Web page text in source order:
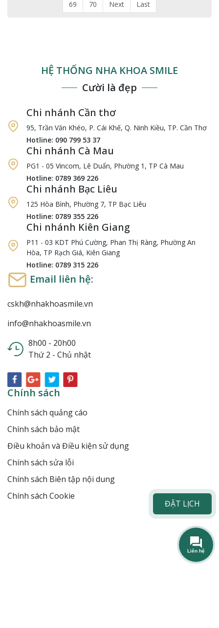
69
70 Next Last
HỆ THỐNG NHA KHOA SMILE
Cười là đẹp
Chi nhánh Cần thơ
95, Trần Văn Khéo, P. Cái Khế, Q. Ninh Kiều, TP. Cần Thơ
Hotline: 090 799 53 37
Chi nhánh Cà Mau
PG1 - 05 Vincom, Lê Duẩn, Phường 1, TP Cà Mau
Hotline: 0789 369 226
Chi nhánh Bạc Liêu
125 Hòa Bình, Phường 7, TP Bạc Liêu
Hotline: 0789 355 226
Chi nhánh Kiên Giang
P11 - 03 KDT Phú Cường, Phan Thị Ràng, Phường An
Hòa, TP Rạch Giá, Kiên Giang
Hotline: 0789 315 226
Email liên hệ:
cskh@nhakhoasmile.vn
info@nhakhoasmile.vn
8h00 - 20h00
Thứ 2 - Chủ nhật
Chính sách
Chính sách quảng cáo
Chính sách bảo mật
Điều khoản và Điều kiện sử dụng
Chính sách sửa lỗi
Chính sách Biên tập nội dung
Chính sách Cookie
ĐẶT LỊCH